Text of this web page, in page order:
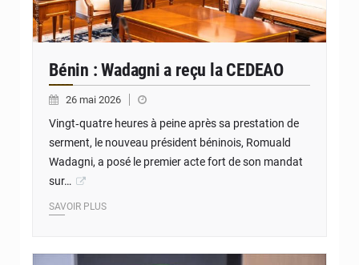
Bénin : Wadagni a reçu la CEDEAO
26 mai 2026
Vingt‑quatre heures à peine après sa prestation de
serment, le nouveau président béninois, Romuald
Wadagni, a posé le premier acte fort de son mandat
sur…
SAVOIR PLUS